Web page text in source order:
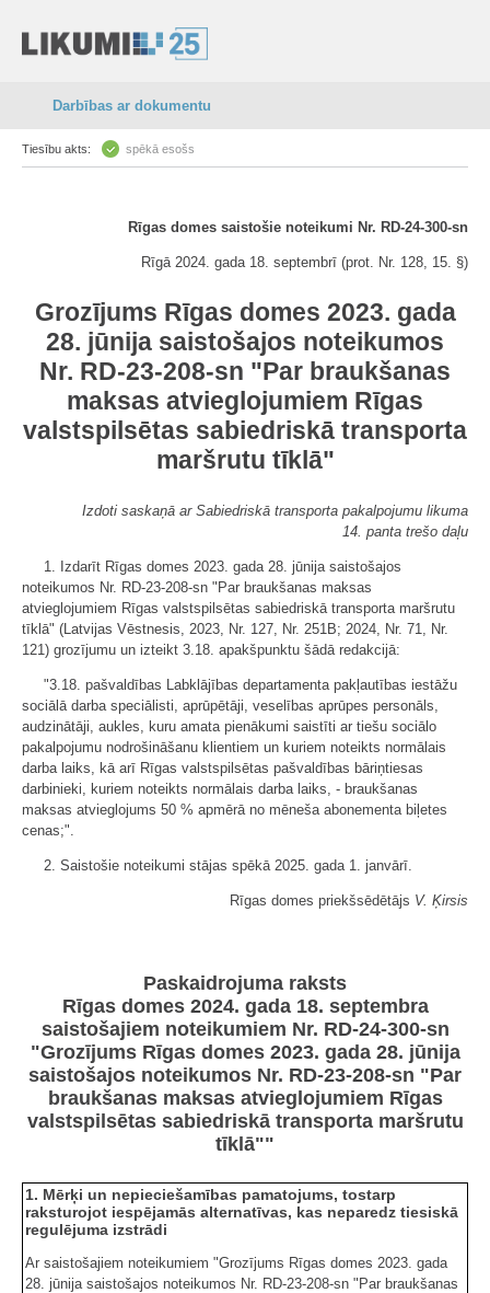
Darbības ar dokumentu
Tiesību akts: spēkā esošs
Rīgas domes saistošie noteikumi Nr. RD-24-300-sn
Rīgā 2024. gada 18. septembrī (prot. Nr. 128, 15. §)
Grozījums Rīgas domes 2023. gada
28. jūnija saistošajos noteikumos
Nr. RD-23-208-sn "Par braukšanas
maksas atvieglojumiem Rīgas
valstspilsētas sabiedriskā transporta
maršrutu tīklā"
Izdoti saskaņā ar Sabiedriskā transporta pakalpojumu likuma
14. panta trešo daļu
1. Izdarīt Rīgas domes 2023. gada 28. jūnija saistošajos
noteikumos Nr. RD-23-208-sn "Par braukšanas maksas
atvieglojumiem Rīgas valstspilsētas sabiedriskā transporta maršrutu
tīklā" (Latvijas Vēstnesis, 2023, Nr. 127, Nr. 251B; 2024, Nr. 71, Nr.
121) grozījumu un izteikt 3.18. apakšpunktu šādā redakcijā:
"3.18. pašvaldības Labklājības departamenta pakļautības iestāžu
sociālā darba speciālisti, aprūpētāji, veselības aprūpes personāls,
audzinātāji, aukles, kuru amata pienākumi saistīti ar tiešu sociālo
pakalpojumu nodrošināšanu klientiem un kuriem noteikts normālais
darba laiks, kā arī Rīgas valstspilsētas pašvaldības bāriņtiesas
darbinieki, kuriem noteikts normālais darba laiks, - braukšanas
maksas atvieglojums 50 % apmērā no mēneša abonementa biļetes
cenas;".
2. Saistošie noteikumi stājas spēkā 2025. gada 1. janvārī.
Rīgas domes priekšsēdētājs V. Ķirsis
Paskaidrojuma raksts
Rīgas domes 2024. gada 18. septembra
saistošajiem noteikumiem Nr. RD-24-300-sn
"Grozījums Rīgas domes 2023. gada 28. jūnija
saistošajos noteikumos Nr. RD-23-208-sn "Par
braukšanas maksas atvieglojumiem Rīgas
valstspilsētas sabiedriskā transporta maršrutu
tīklā""
1. Mērķi un nepieciešamības pamatojums, tostarp
raksturojot iespējamās alternatīvas, kas neparedz tiesiskā
regulējuma izstrādi
Ar saistošajiem noteikumiem "Grozījums Rīgas domes 2023. gada
28. jūnija saistošajos noteikumos Nr. RD-23-208-sn "Par braukšanas